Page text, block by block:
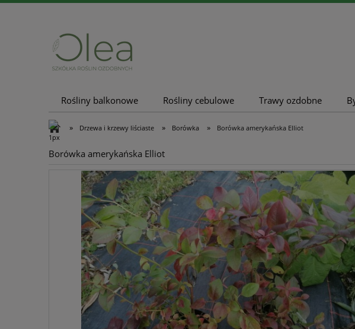
Rośliny balkonowe Rośliny cebulowe Trawy ozdobne
Nowości
Promocje
» Drzewa i krzewy liściaste » Borówka » Borówka amerykańska Elliot
Borówka amerykańska Elliot